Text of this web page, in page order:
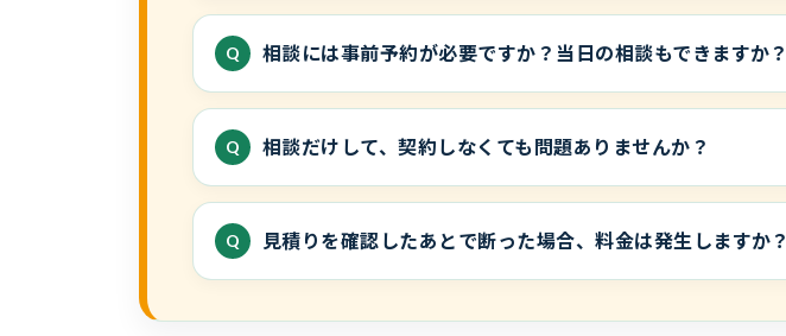
相談には事前予約が必要ですか？当日の相談もできますか？
相談だけして、契約しなくても問題ありませんか？
見積りを確認したあとで断った場合、料金は発生しますか？